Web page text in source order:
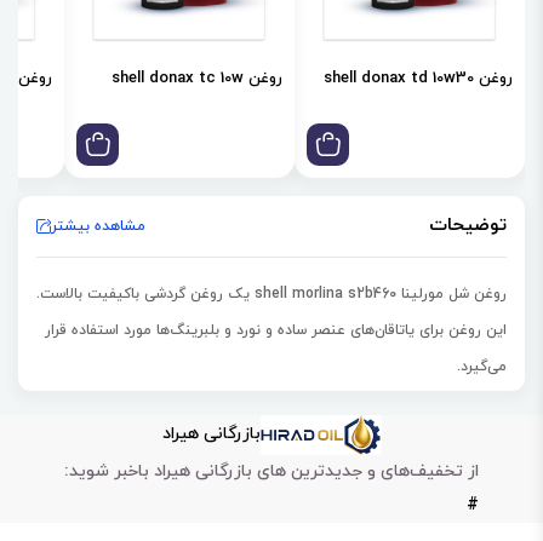
روغن shell donax td 10w30 روغن shell donax tc 10w روغن shell donax td 85w
توضیحات مشاهده بیشتر
روغن شل مورلینا shell morlina s2b460 یک روغن گردشی باکیفیت بالاست.
این روغن برای یاتاقان‌های عنصر ساده و نورد و بلبرینگ‌ها مورد استفاده قرار
می‌گیرد.
چرخ دنده‌های محصور است.
این روغن همچنین در روانکاریکمپرسورهای گازی رفت و برگشتی وماشین
آلاتنیز کاربرد دارد.
بازرگانی هیراد
از تخفیف‌های و جدیدترین های بازرگانی هیراد باخبر شوید:
#